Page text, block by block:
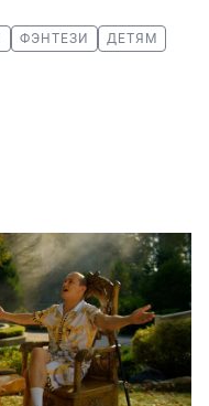
ФЭНТЕЗИ
ДЕТЯМ